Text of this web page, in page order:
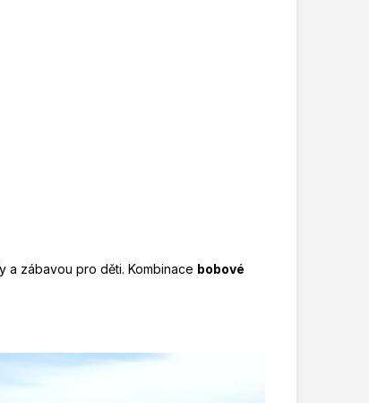
a zábavou pro děti. Kombinace bobové